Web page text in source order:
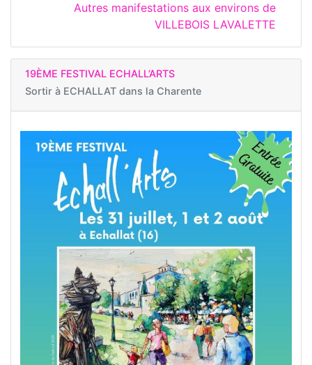
Autres manifestations aux environs de
VILLEBOIS LAVALETTE
19ÈME FESTIVAL ECHALL’ARTS
Sortir à ECHALLAT dans la Charente